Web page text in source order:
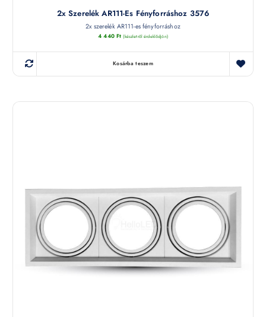
2x Szerelék AR111-Es Fényforráshoz 3576
2x szerelék AR111-es fényforráshoz
4 440 Ft (készletről érdeklődjön)
Kosárba teszem